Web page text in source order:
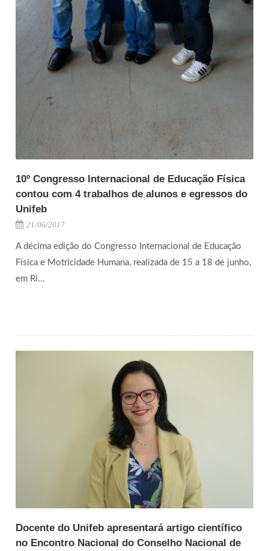
10º Congresso Internacional de Educação Física
contou com 4 trabalhos de alunos e egressos do
Unifeb
21/06/2017
A décima edição do Congresso Internacional de Educação
Física e Motricidade Humana, realizada de 15 a 18 de junho,
em Ri...
Docente do Unifeb apresentará artigo científico
no Encontro Nacional do Conselho Nacional de